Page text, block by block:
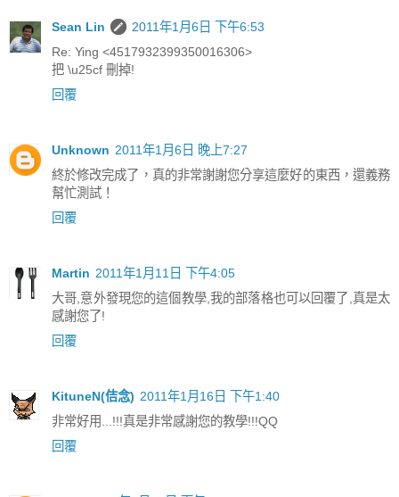
Sean Lin
2011年1月6日 下午6:53
Re: Ying <4517932399350016306>
把 \u25cf 刪掉!
回覆
Unknown 2011年1月6日 晚上7:27
終於修改完成了，真的非常謝謝您分享這麼好的東西，還義務
幫忙測試！
回覆
Martin 2011年1月11日 下午4:05
大哥,意外發現您的這個教學,我的部落格也可以回覆了,真是太
感謝您了!
回覆
KituneN(佶念) 2011年1月16日 下午1:40
非常好用...!!!真是非常感謝您的教學!!!QQ
回覆